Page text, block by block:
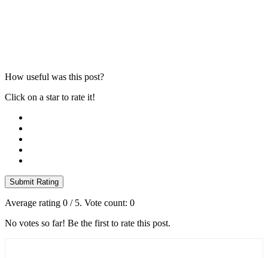
How useful was this post?
Click on a star to rate it!
Submit Rating
Average rating 0 / 5. Vote count: 0
No votes so far! Be the first to rate this post.